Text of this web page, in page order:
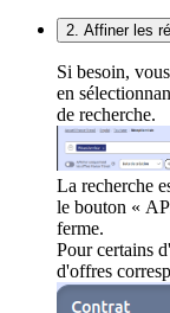
2. Affiner les
Si besoin,
en
de recherche.
La recherche
le bouton «
ferme.
Pour certains
d'offres